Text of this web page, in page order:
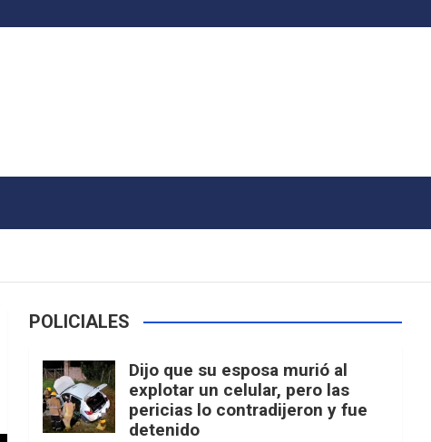
POLICIALES
Dijo que su esposa murió al
explotar un celular, pero las
pericias lo contradijeron y fue
detenido